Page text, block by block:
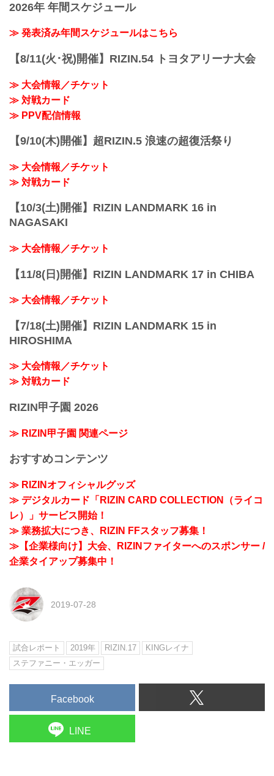
2026年 年間スケジュール
≫ 発表済み年間スケジュールはこちら
【8/11(火･祝)開催】RIZIN.54 トヨタアリーナ大会
≫ 大会情報／チケット
≫ 対戦カード
≫ PPV配信情報
【9/10(木)開催】超RIZIN.5 浪速の超復活祭り
≫ 大会情報／チケット
≫ 対戦カード
【10/3(土)開催】RIZIN LANDMARK 16 in
NAGASAKI
≫ 大会情報／チケット
【11/8(日)開催】RIZIN LANDMARK 17 in CHIBA
≫ 大会情報／チケット
【7/18(土)開催】RIZIN LANDMARK 15 in
HIROSHIMA
≫ 大会情報／チケット
≫ 対戦カード
RIZIN甲子園 2026
≫ RIZIN甲子園 関連ページ
おすすめコンテンツ
≫ RIZINオフィシャルグッズ
≫ デジタルカード「RIZIN CARD COLLECTION（ライコ
レ）」サービス開始！
≫ 業務拡大につき、RIZIN FFスタッフ募集！
≫【企業様向け】大会、RIZINファイターへのスポンサー /
企業タイアップ募集中！
2019-07-28
試合レポート 2019年 RIZIN.17
KINGレイナ
ステファニー・エッガー
Facebook
LINE